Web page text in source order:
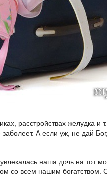
расстройствах желудка и
А если уж, не дай
наша дочь на тот
со всем нашим